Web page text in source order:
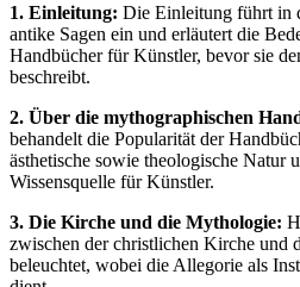
1. Einleitung: Die Einleitung führt in
antike Sagen ein und erläutert die
Handbücher für Künstler, bevor sie
beschreibt.
2. Über die mythographischen
behandelt die Popularität der
ästhetische sowie theologische Natur
Wissensquelle für Künstler.
3. Die Kirche und die Mythologie:
zwischen der christlichen Kirche und
beleuchtet, wobei die Allegorie als